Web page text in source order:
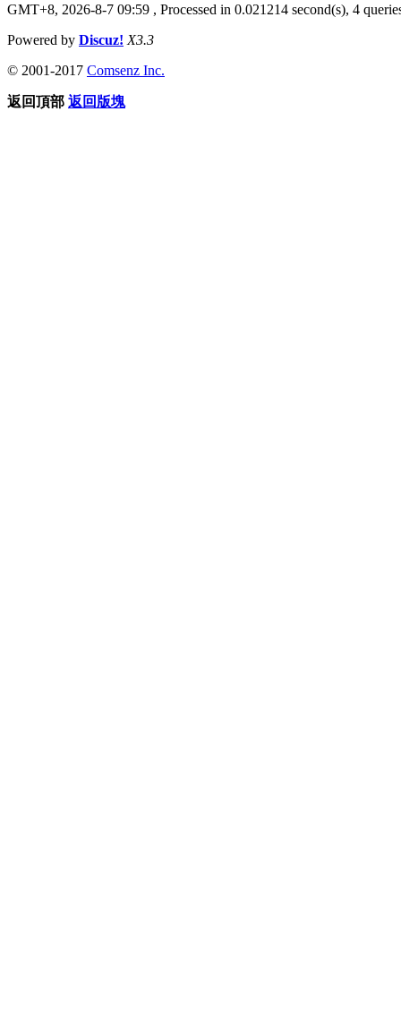
GMT+8, 2026-8-7 09:59 , Processed in 0.021214 second(s), 4
Powered by Discuz! X3.3
© 2001-2017 Comsenz Inc.
返回頂部 返回版塊